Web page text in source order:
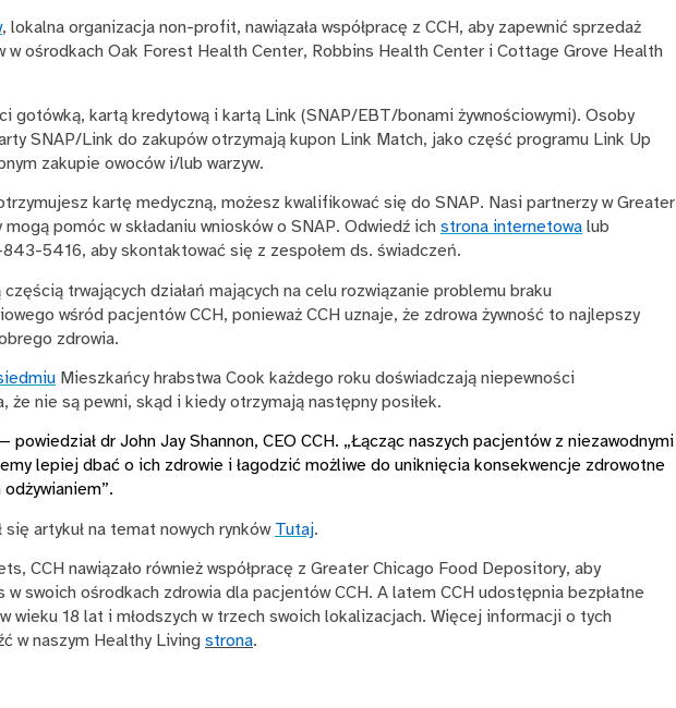
, lokalna organizacja non-profit, nawiązała współpracę z CCH, aby zapewnić sprzedaż
w ośrodkach Oak Forest Health Center, Robbins Health Center i Cottage Grove Health
gotówką, kartą kredytową i kartą Link (SNAP/EBT/bonami żywnościowymi). Osoby
SNAP/Link do zakupów otrzymają kupon Link Match, jako część programu Link Up
zakupie owoców i/lub warzyw.
kartę medyczną, możesz kwalifikować się do SNAP. Nasi partnerzy w Greater
pomóc w składaniu wniosków o SNAP. Odwiedź ich strona internetowa lub
5416, aby skontaktować się z zespołem ds. świadczeń.
trwających działań mających na celu rozwiązanie problemu braku
wśród pacjentów CCH, ponieważ CCH uznaje, że zdrowa żywność to najlepszy
zdrowia.
Mieszkańcy hrabstwa Cook każdego roku doświadczają niepewności
że nie są pewni, skąd i kiedy otrzymają następny posiłek.
dr John Jay Shannon, CEO CCH. „Łącząc naszych pacjentów z niezawodnymi
lepiej dbać o ich zdrowie i łagodzić możliwe do uniknięcia konsekwencje zdrowotne
odżywianiem”.
się artykuł na temat nowych rynków Tutaj.
CCH nawiązało również współpracę z Greater Chicago Food Depository, aby
w swoich ośrodkach zdrowia dla pacjentów CCH. A latem CCH udostępnia bezpłatne
wieku 18 lat i młodszych w trzech swoich lokalizacjach. Więcej informacji o tych
w naszym Healthy Living strona.